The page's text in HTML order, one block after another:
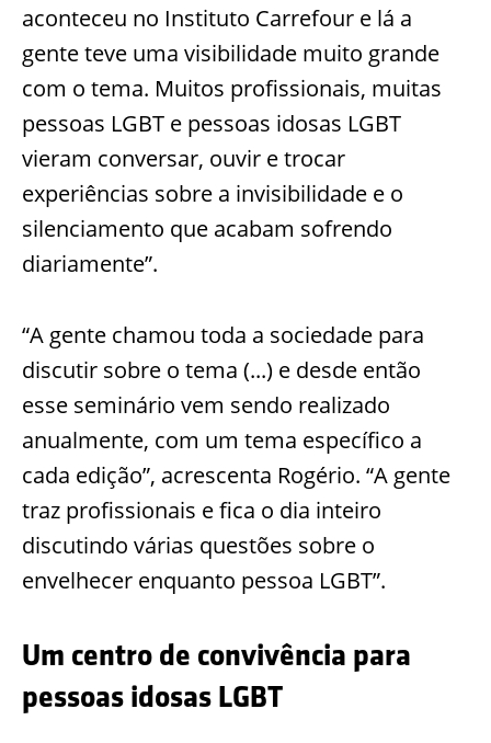
aconteceu no Instituto Carrefour e lá a
gente teve uma visibilidade muito grande
com o tema. Muitos profissionais, muitas
pessoas LGBT e pessoas idosas LGBT
vieram conversar, ouvir e trocar
experiências sobre a invisibilidade e o
silenciamento que acabam sofrendo
diariamente”.
“A gente chamou toda a sociedade para
discutir sobre o tema (...) e desde então
esse seminário vem sendo realizado
anualmente, com um tema específico a
cada edição”, acrescenta Rogério. “A gente
traz profissionais e fica o dia inteiro
discutindo várias questões sobre o
envelhecer enquanto pessoa LGBT”.
Um centro de convivência para
pessoas idosas LGBT